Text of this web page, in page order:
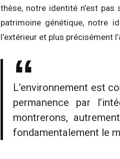
thèse, notre identité n’est
patrimoine génétique, notre
l’extérieur et plus précisément
L’environnement est
permanence par
montrerons,
fondamentalement le